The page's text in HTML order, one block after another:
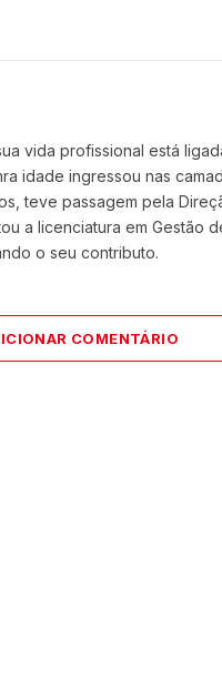
vida profissional está
idade ingressou nas
teve passagem pela
a licenciatura em Gestão
o seu contributo.
COMENTÁRIO